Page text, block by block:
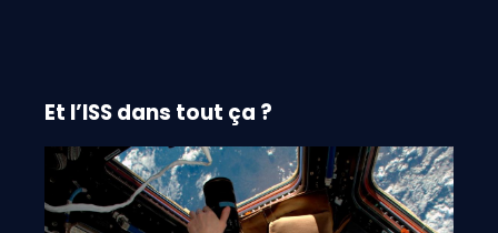
Et l’ISS dans tout ça ?